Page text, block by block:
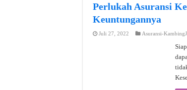
Perlukah Asuransi
Keuntungannya
Juli 27, 2022 Asuransi-